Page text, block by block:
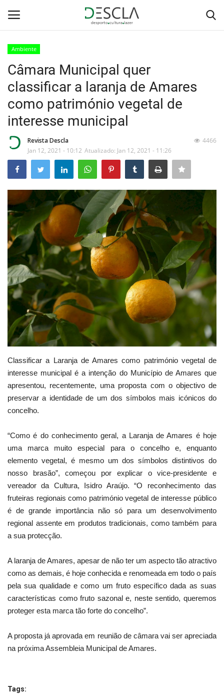
Home
...by Descla
Desporto
Contactos
Sobre Nós
Educação
Estatuto Editorial
Saúde
Ficha técnica
Cultura
Lazer
Ambiente
Ambiente
Câmara Municipal quer
classificar a laranja de Amares
como património vegetal de
interesse municipal
Revista Descla
Jan 12, 2021 - 10:12 Atualizado: Jan 12, 2021 - 11:26
4466
Classificar a Laranja de Amares como património vegetal de
interesse municipal é a intenção do Município de Amares que
apresentou, recentemente, uma proposta com o objectivo de
preservar a identidade de um dos símbolos mais icónicos do
concelho.
“Como é do conhecimento geral, a Laranja de Amares é hoje
uma marca muito especial para o concelho e, enquanto
elemento vegetal, é mesmo um dos símbolos distintivos do
nosso brasão”, começou por explicar o vice-presidente e
vereador da Cultura, Isidro Araújo. “O reconhecimento das
fruteiras regionais como património vegetal de interesse público
é de grande importância não só para um desenvolvimento
regional assente em produtos tradicionais, como também para
a sua protecção.
A laranja de Amares, apesar de não ter um aspecto tão atractivo
como as demais, é hoje conhecida e renomeada em todo o país
pela sua qualidade e como um fruto específico dada as suas
características como fruto sazonal e, neste sentido, queremos
proteger esta marca tão forte do concelho”.
A proposta já aprovada em reunião de câmara vai ser apreciada
na próxima Assembleia Municipal de Amares.
Tags: